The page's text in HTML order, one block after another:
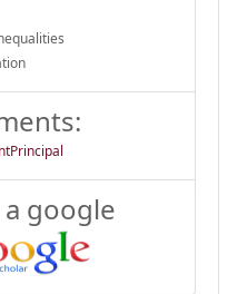
a google